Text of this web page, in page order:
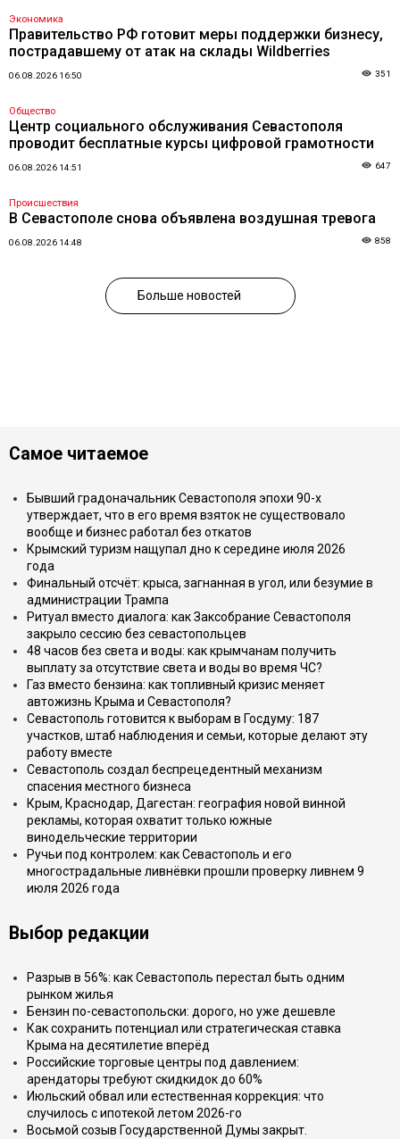
Экономика
Правительство РФ готовит меры поддержки бизнесу,
пострадавшему от атак на склады Wildberries
06.08.2026 16:50 351
Общество
Центр социального обслуживания Севастополя
проводит бесплатные курсы цифровой грамотности
06.08.2026 14:51 647
Происшествия
В Севастополе снова объявлена воздушная тревога
06.08.2026 14:48 858
Больше новостей
Самое читаемое
Бывший градоначальник Севастополя эпохи 90-х
утверждает, что в его время взяток не существовало
вообще и бизнес работал без откатов
Крымский туризм нащупал дно к середине июля 2026
года
Финальный отсчёт: крыса, загнанная в угол, или безумие в
администрации Трампа
Ритуал вместо диалога: как Заксобрание Севастополя
закрыло сессию без севастопольцев
48 часов без света и воды: как крымчанам получить
выплату за отсутствие света и воды во время ЧС?
Газ вместо бензина: как топливный кризис меняет
автожизнь Крыма и Севастополя?
Севастополь готовится к выборам в Госдуму: 187
участков, штаб наблюдения и семьи, которые делают эту
работу вместе
Севастополь создал беспрецедентный механизм
спасения местного бизнеса
Крым, Краснодар, Дагестан: география новой винной
рекламы, которая охватит только южные
винодельческие территории
Ручьи под контролем: как Севастополь и его
многострадальные ливнёвки прошли проверку ливнем 9
июля 2026 года
Выбор редакции
Разрыв в 56%: как Севастополь перестал быть одним
рынком жилья
Бензин по-севастопольски: дорого, но уже дешевле
Как сохранить потенциал или стратегическая ставка
Крыма на десятилетие вперёд
Российские торговые центры под давлением:
арендаторы требуют скидкидок до 60%
Июльский обвал или естественная коррекция: что
случилось с ипотекой летом 2026-го
Восьмой созыв Государственной Думы закрыт.